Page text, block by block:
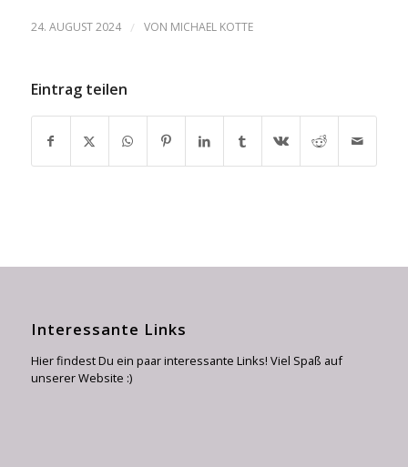
24. AUGUST 2024 / VON MICHAEL KOTTE
Eintrag teilen
Interessante Links
Hier findest Du ein paar interessante Links! Viel Spaß auf
unserer Website :)